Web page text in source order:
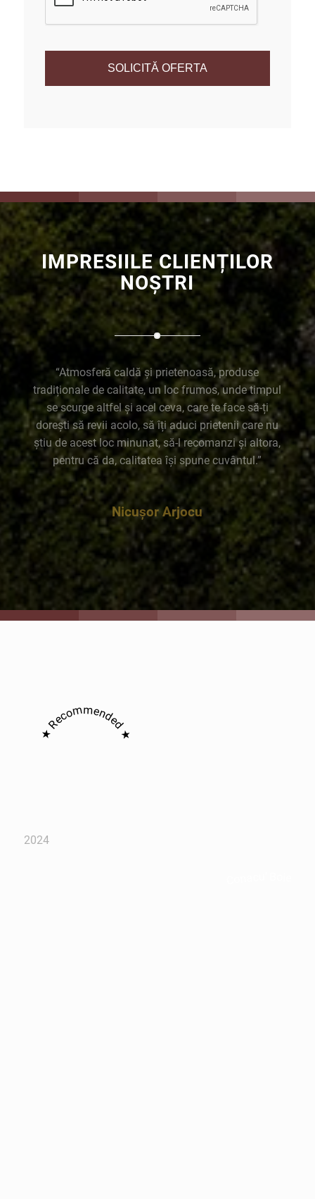
IMPRESIILE CLIENȚILOR
NOȘTRI
“Atmosferă caldă și prietenoasă, produse
tradiționale de calitate, un loc frumos, unde timpul
se scurge altfel și acel ceva, care te face să-ți
dorești să revii acolo, să îți aduci prietenii care nu
știu de acest loc minunat, să-l recomanzi și altora,
pentru că da, calitatea își spune cuvântul.”
Nicușor Arjocu
★ Recommended ★
2024